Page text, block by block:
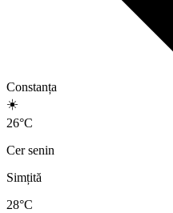
Constanța
☀️
26°C
Cer senin
Simțită
28°C